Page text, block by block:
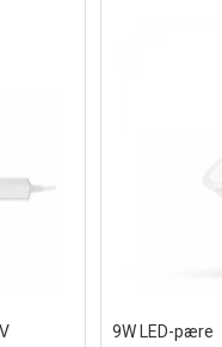
9W LED-pære